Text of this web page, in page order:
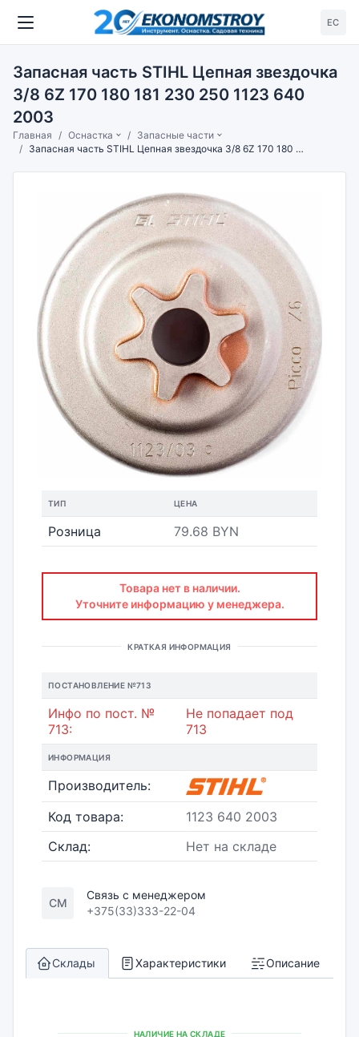
ЕС
Запасная часть STIHL Цепная звездочка
3/8 6Z 170 180 181 230 250 1123 640
2003
Главная Оснастка
Запасные части
Запасная часть STIHL Цепная звездочка 3/8 6Z 170 180 181 230 250 1123 640 2003
ТИП ЦЕНА
Розница 79.68 BYN
Товара нет в наличии.
Уточните информацию у менеджера.
КРАТКАЯ ИНФОРМАЦИЯ
ПОСТАНОВЛЕНИЕ №713
Инфо по пост. №
713:
Не попадает под
713
ИНФОРМАЦИЯ
Производитель:
Код товара:
1123 640 2003
Склад:
Нет на складе
СМ
Связь с менеджером
+375(33)333-22-04
Склады Характеристики Описание
НАЛИЧИЕ НА СКЛАДЕ